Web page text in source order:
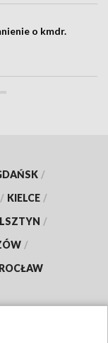
o kmdr.
/
/ KIELCE /
/
/